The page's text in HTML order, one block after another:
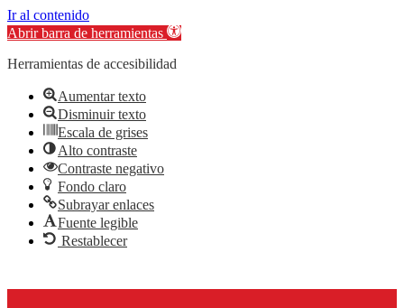
Ir al contenido
Abrir barra de herramientas
Herramientas de accesibilidad
Aumentar texto
Disminuir texto
Escala de grises
Alto contraste
Contraste negativo
Fondo claro
Subrayar enlaces
Fuente legible
Restablecer